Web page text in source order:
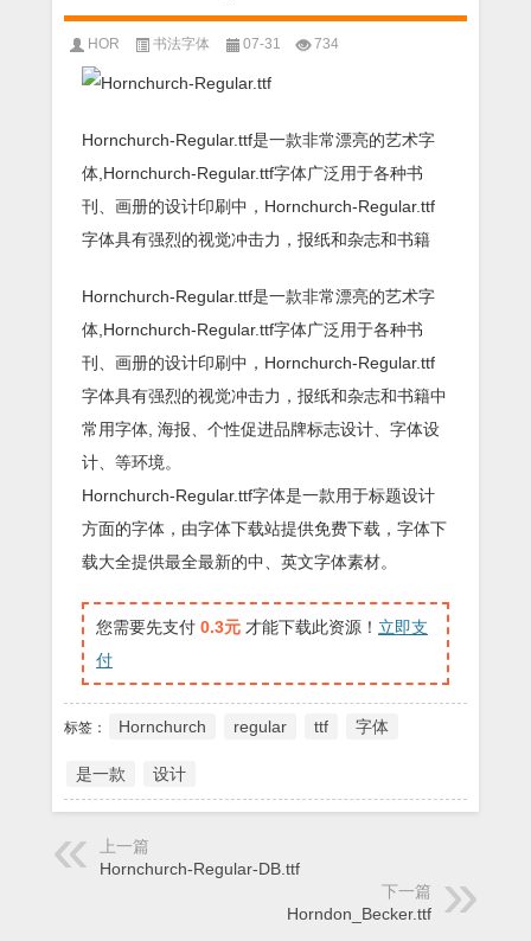
HOR 书法字体 07-31 734
Hornchurch-Regular.ttf是一款非常漂亮的艺术字
体,Hornchurch-Regular.ttf字体广泛用于各种书
刊、画册的设计印刷中，Hornchurch-Regular.ttf
字体具有强烈的视觉冲击力，报纸和杂志和书籍
Hornchurch-Regular.ttf是一款非常漂亮的艺术字
体,Hornchurch-Regular.ttf字体广泛用于各种书
刊、画册的设计印刷中，Hornchurch-Regular.ttf
字体具有强烈的视觉冲击力，报纸和杂志和书籍中
常用字体, 海报、个性促进品牌标志设计、字体设
计、等环境。
Hornchurch-Regular.ttf字体是一款用于标题设计
方面的字体，由字体下载站提供免费下载，字体下
载大全提供最全最新的中、英文字体素材。
您需要先支付 0.3元 才能下载此资源！ 立即支
付
标签： Hornchurch regular ttf 字体
是一款 设计
上一篇
Hornchurch-Regular-DB.ttf
下一篇
Horndon_Becker.ttf